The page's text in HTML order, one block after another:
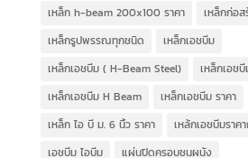
เหล็ก h-beam 200x100 ราคา
เหล็กก่อส
เหล็กรูปพรรณทุกชนิด
เหล็กเอชบีม
เหล็กเอชบีม ( H-Beam Steel)
เหล็กเอช
เหล็กเอชบีม H Beam
เหล็กเอชบีม ราคา
เหล็ก ไอ บี ม. 6 นิ้ว ราคา
เหล้กเอชบีมราค
เอชบีม ไอบีม
แผ่นปิดครอบชนผนัง